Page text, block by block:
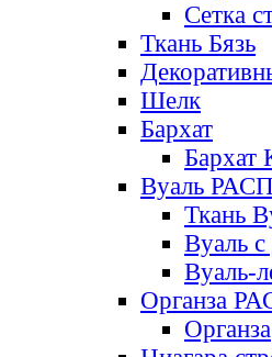
Сетка
Ткань Бязь
Шелк
Бархат
Бархат
Вуаль
Ткань
Вуаль
Вуаль-
Органза
Органза